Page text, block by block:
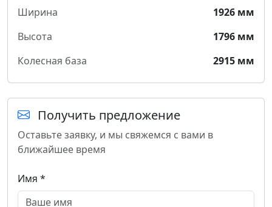
Ширина
1926 мм
Высота
1796 мм
Колесная база
2915 мм
Получить предложение
Оставьте заявку, и мы свяжемся с вами в
ближайшее время
Имя *